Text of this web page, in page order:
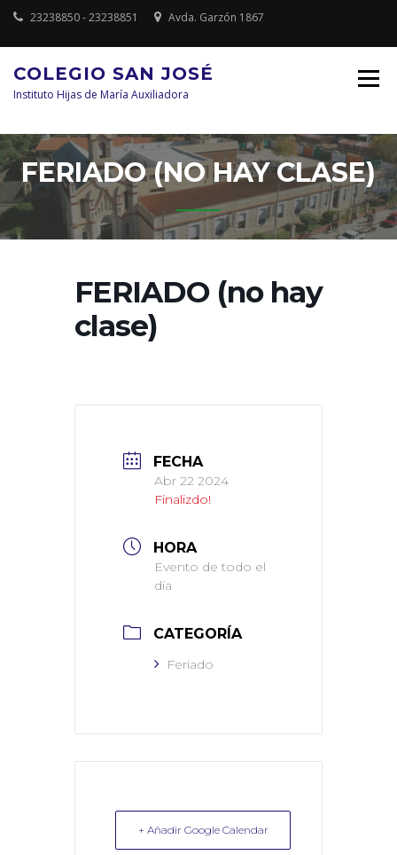
Saltar
contenido
23238850 - 23238851 Avda. Garzón 1867
COLEGIO SAN JOSÉ
Instituto Hijas de María Auxiliadora
FERIADO (NO HAY CLASE)
FERIADO (no hay
clase)
FECHA
Abr 22 2024
Finalizdo!
HORA
Evento de todo el
día
CATEGORÍA
Feriado
+ Añadir Google Calendar